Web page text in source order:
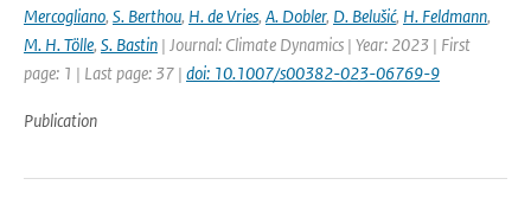
Mercogliano, S. Berthou, H. de Vries, A. Dobler, D. Belušić, H. Feldmann,
M. H. Tölle, S. Bastin | Journal: Climate Dynamics | Year: 2023 | First
page: 1 | Last page: 37 | doi: 10.1007/s00382-023-06769-9
Publication